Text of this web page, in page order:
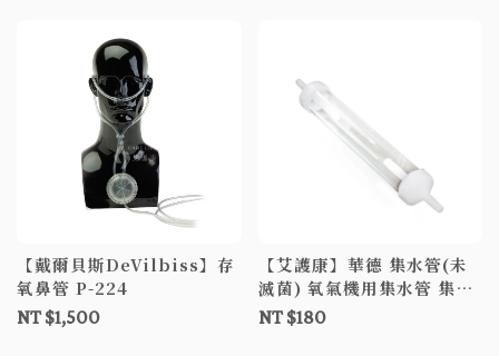
【戴爾貝斯DeVilbiss】存
氧鼻管 P-224
NT $1,500
【艾護康】華德 集水管(未
滅菌) 氧氣機用集水管 集水
管路
NT $180